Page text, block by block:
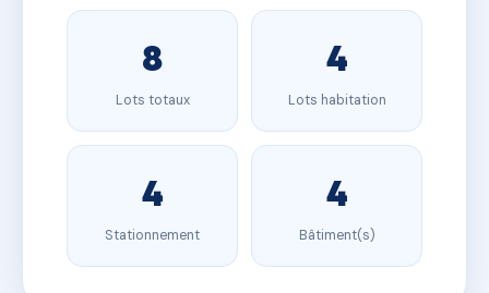
8
Lots totaux
4
Lots habitation
4
Stationnement
4
Bâtiment(s)